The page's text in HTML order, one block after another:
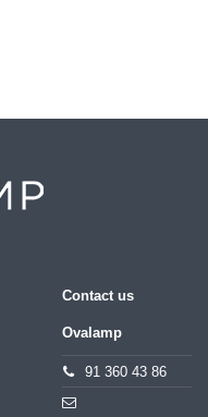
Contact us
Ovalamp
91 360 43 86